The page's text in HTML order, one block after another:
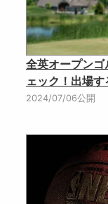
全英オープン
ェック！出場
2024/07/06公開